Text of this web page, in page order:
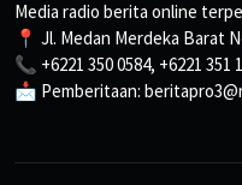
Media radio berita online
📍 Jl. Medan Merdeka Barat
📞 +6221 350 0584, +6221 351
📩 Pemberitaan: